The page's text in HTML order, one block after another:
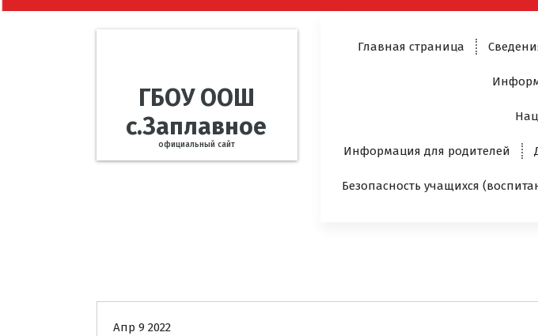
ГБОУ ООШ
с.Заплавное
официальный сайт
Главная страница
Информация для родителей
Безопасность учащихся
Апр 9 2022